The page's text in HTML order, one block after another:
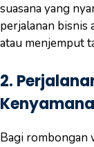
suasana yang
perjalanan bisnis
atau menjemput
2.
Bagi rombongan